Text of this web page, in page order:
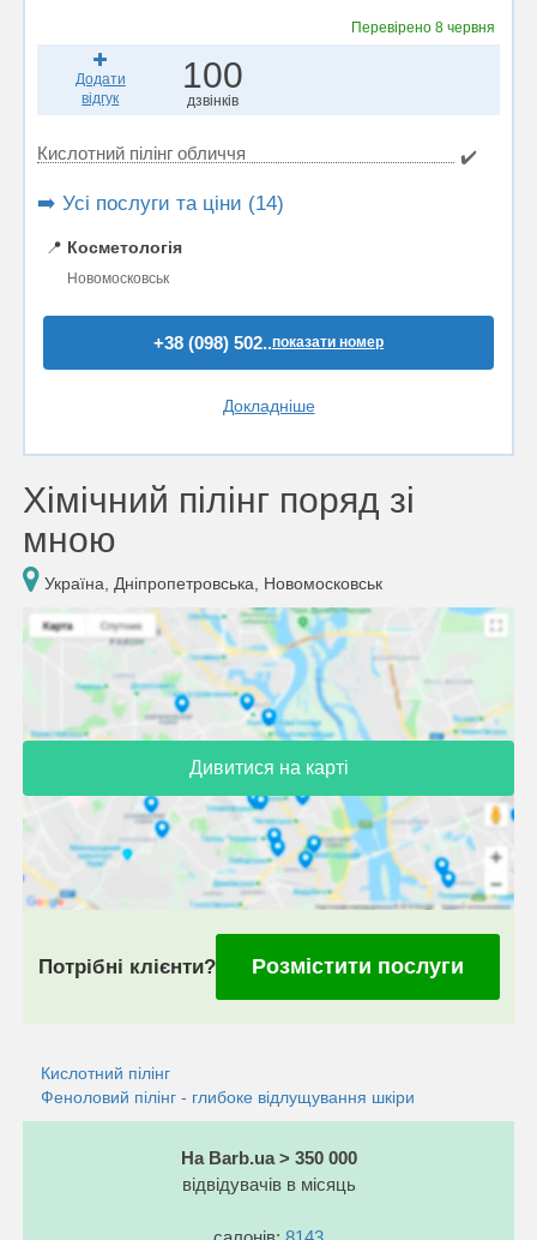
Перевірено 8 червня
Додати
відгук
100
дзвінків
Кислотний пілінг обличчя ✔️
➡️ Усі послуги та ціни (14)
📍 Косметологія
Новомосковськ
+38 (098) 502..показати номер
Докладніше
Хімічний пілінг поряд зі
мною
Україна, Дніпропетровська, Новомосковськ
Дивитися на карті
Потрібні клієнти? Розмістити послуги
Кислотний пілінг
Феноловий пілінг - глибоке відлущування шкіри
На Barb.ua > 350 000
відвідувачів в місяць